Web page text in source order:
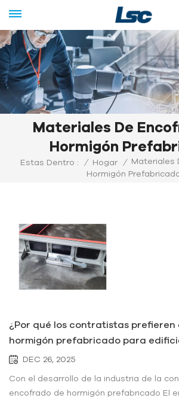
Materiales De
Hormigón
Estas Dentro : / Hogar /
Materiales
Hormigón
¿Por qué los contratistas
hormigón prefabricado para
DEC 26, 2025
Con el desarrollo de la industria de la
encofrado de hormigón prefabricado El